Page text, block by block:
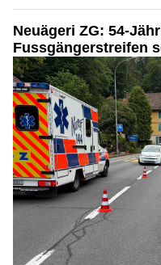
Neuägeri ZG: 54-
Fussgängerstreifen